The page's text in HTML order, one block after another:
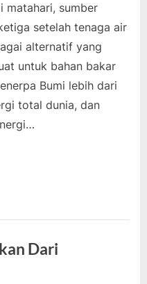
matahari, sumber
setelah tenaga air
alternatif yang
untuk bahan bakar
Bumi lebih dari
total dunia, dan
Dari